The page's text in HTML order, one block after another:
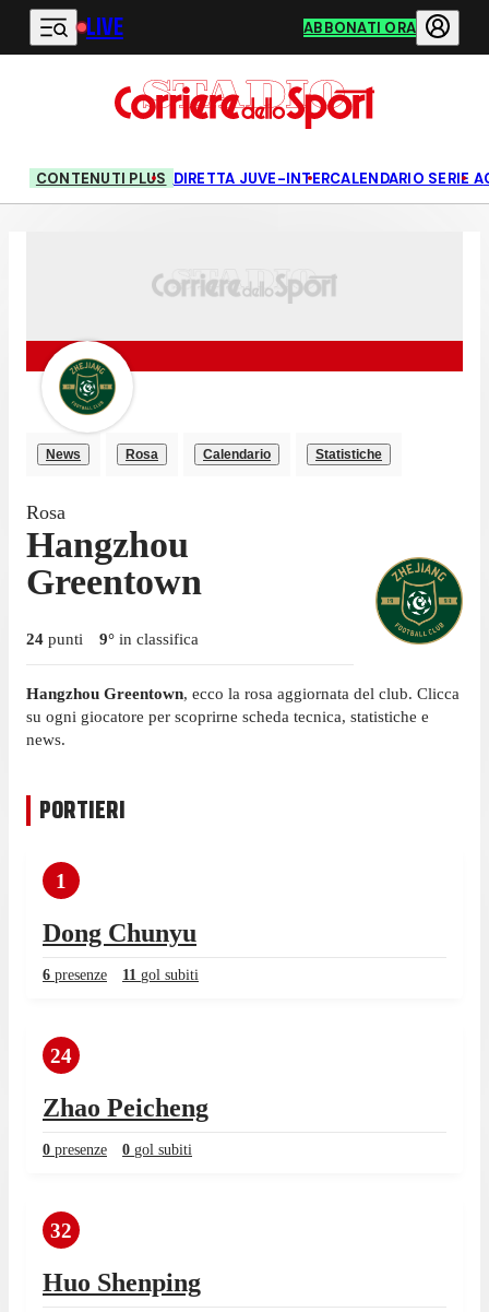
Vai al contenuto principale
LIVE ABBONATI ORA
CONTENUTI PLUS DIRETTA JUVE-INTERCALENDARIO SERIE A
News Rosa Calendario Statistiche
Rosa
Hangzhou
Greentown
24 punti 9° in classifica
Hangzhou Greentown, ecco la rosa aggiornata del club. Clicca
su ogni giocatore per scoprirne scheda tecnica, statistiche e
news.
PORTIERI
1
Dong Chunyu
6 presenze 11 gol subiti
24
Zhao Peicheng
0 presenze 0 gol subiti
32
Huo Shenping